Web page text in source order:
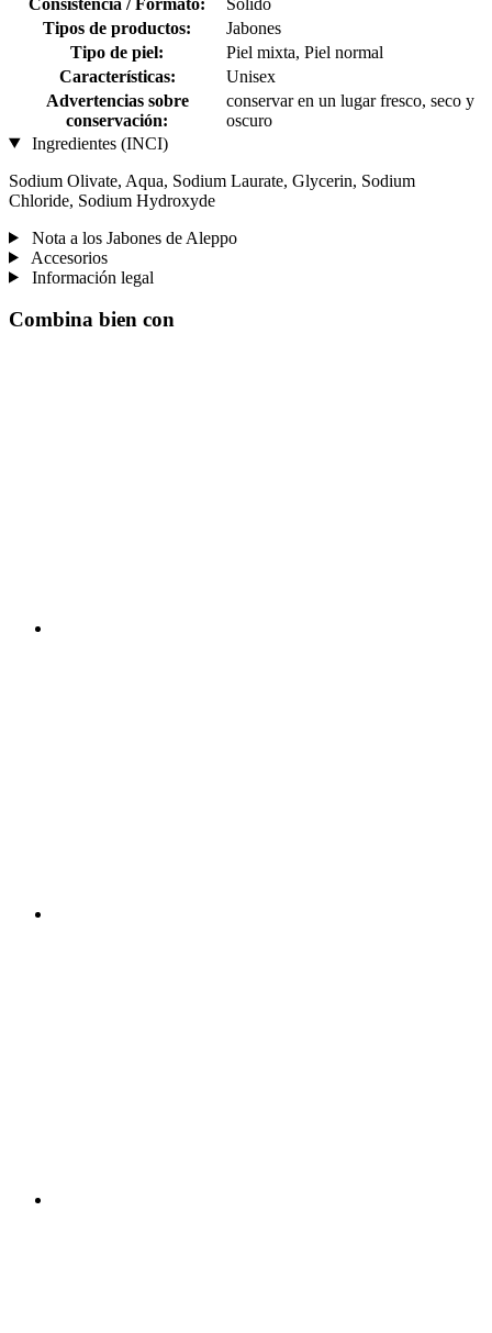
Tipos de productos:
Jabones
Tipo de piel:
Piel mixta, Piel normal
Características:
Unisex
Advertencias sobre
conservación:
conservar en un lugar fresco, seco y
oscuro
Ingredientes (INCI)
Sodium Olivate, Aqua, Sodium Laurate, Glycerin, Sodium
Chloride, Sodium Hydroxyde
Nota a los Jabones de Aleppo
Accesorios
Información legal
Combina bien con